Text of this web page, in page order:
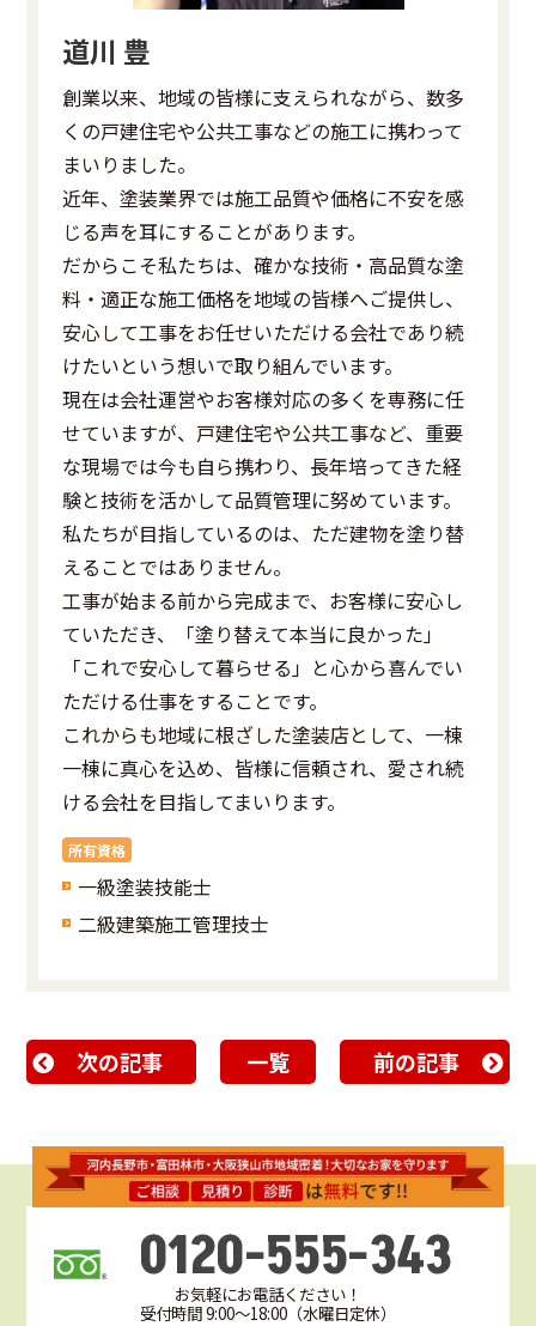
道川 豊
創業以来、地域の皆様に支えられながら、数多
くの戸建住宅や公共工事などの施工に携わって
まいりました。
近年、塗装業界では施工品質や価格に不安を感
じる声を耳にすることがあります。
だからこそ私たちは、確かな技術・高品質な塗
料・適正な施工価格を地域の皆様へご提供し、
安心して工事をお任せいただける会社であり続
けたいという想いで取り組んでいます。
現在は会社運営やお客様対応の多くを専務に任
せていますが、戸建住宅や公共工事など、重要
な現場では今も自ら携わり、長年培ってきた経
験と技術を活かして品質管理に努めています。
私たちが目指しているのは、ただ建物を塗り替
えることではありません。
工事が始まる前から完成まで、お客様に安心し
ていただき、「塗り替えて本当に良かった」
「これで安心して暮らせる」と心から喜んでい
ただける仕事をすることです。
これからも地域に根ざした塗装店として、一棟
一棟に真心を込め、皆様に信頼され、愛され続
ける会社を目指してまいります。
所有資格
一級塗装技能士
二級建築施工管理技士
次の記事 一覧 前の記事
0120-555-343
お気軽にお電話ください！
受付時間 9:00～18:00（水曜日定休）